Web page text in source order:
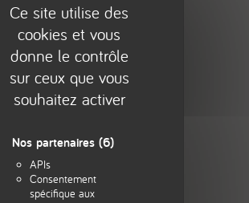
Ce site utilise des
cookies et vous
donne le contrôle
sur ceux que vous
souhaitez activer
Nos partenaires (6)
APIs
Consentement
spécifique aux